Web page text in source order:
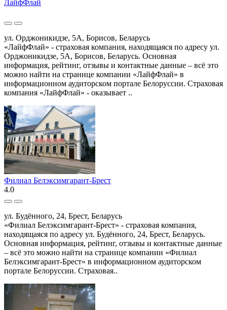
ЛайфФлай
ул. Орджоникидзе, 5А, Борисов, Беларусь
«ЛайфФлай» - страховая компания, находящаяся по адресу ул.
Орджоникидзе, 5А, Борисов, Беларусь. Основная
информация, рейтинг, отзывы и контактные данные – всё это
можно найти на странице компании «ЛайфФлай» в
информационном аудиторском портале Белоруссии. Страховая
компания «ЛайфФлай» - оказывает ..
Филиал Белэксимгарант-Брест
4.0
ул. Будённого, 24, Брест, Беларусь
«Филиал Белэксимгарант-Брест» - страховая компания,
находящаяся по адресу ул. Будённого, 24, Брест, Беларусь.
Основная информация, рейтинг, отзывы и контактные данные
– всё это можно найти на странице компании «Филиал
Белэксимгарант-Брест» в информационном аудиторском
портале Белоруссии. Страховая..